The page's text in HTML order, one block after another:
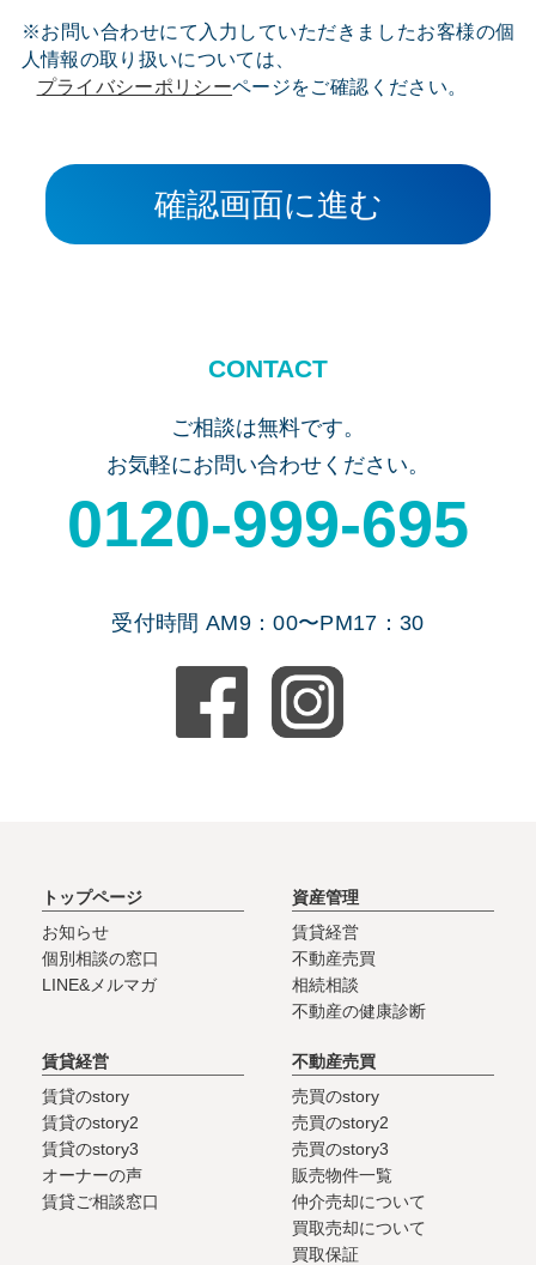
※お問い合わせにて入力していただきましたお客様の個
人情報の取り扱いについては、
プライバシーポリシーページをご確認ください。
確認画面に進む
CONTACT
ご相談は無料です。
お気軽にお問い合わせください。
0120-999-695
受付時間 AM9：00〜PM17：30
トップページ
お知らせ
個別相談の窓口
LINE&メルマガ
資産管理
賃貸経営
不動産売買
相続相談
不動産の健康診断
賃貸経営
賃貸のstory
賃貸のstory2
賃貸のstory3
オーナーの声
賃貸ご相談窓口
不動産売買
売買のstory
売買のstory2
売買のstory3
販売物件一覧
仲介売却について
買取売却について
買取保証